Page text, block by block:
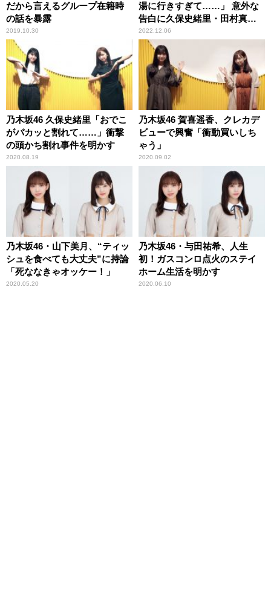
だから言えるグループ在籍時
の話を暴露
2019.10.30
湯に行きすぎて……」 意外な
告白に久保史緒里・田村真佑
もびっくり
2022.12.06
乃木坂46 久保史緒里「おでこ
がパカッと割れて……」衝撃
の頭かち割れ事件を明かす
2020.08.19
乃木坂46 賀喜遥香、クレカデ
ビューで興奮「衝動買いしち
ゃう」
2020.09.02
乃木坂46・山下美月、“ティッ
シュを食べても大丈夫”に持論
「死ななきゃオッケー！」
2020.05.20
乃木坂46・与田祐希、人生
初！ガスコンロ点火のステイ
ホーム生活を明かす
2020.06.10